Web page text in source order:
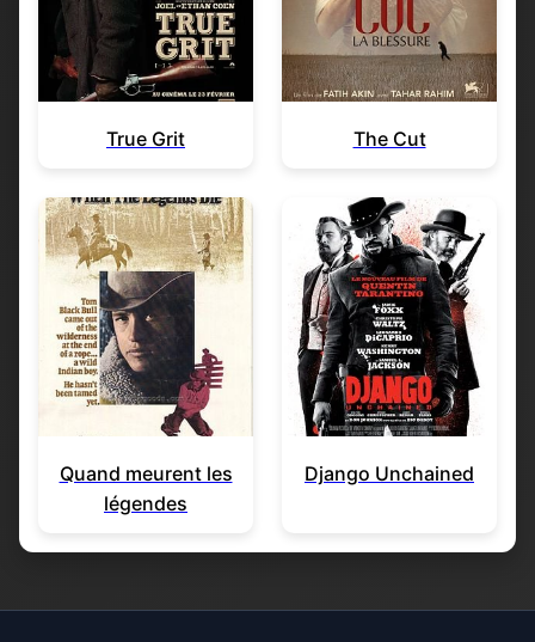
True Grit The Cut
Quand meurent les
légendes
Django Unchained